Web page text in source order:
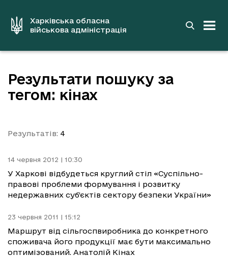
вмістуХарківська обласна
військова адміністрація
Результати пошуку за
тегом: кінах
Результатів: 4
14 червня 2012 | 10:30
У Харкові відбудеться круглий стіл «Суспільно-
правові проблеми формування і розвитку
недержавних суб’єктів сектору безпеки України»
23 червня 2011 | 15:12
Маршрут від сільгоспвиробника до конкретного
споживача його продукції має бути максимально
оптимізований. Анатолій Кінах